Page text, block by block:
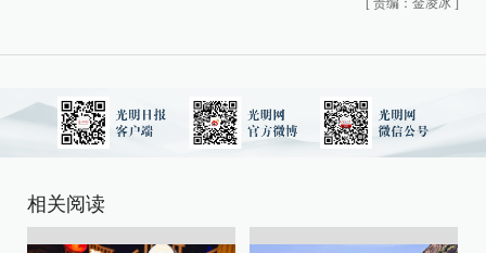
[ 责编：金凌冰 ]
相关阅读